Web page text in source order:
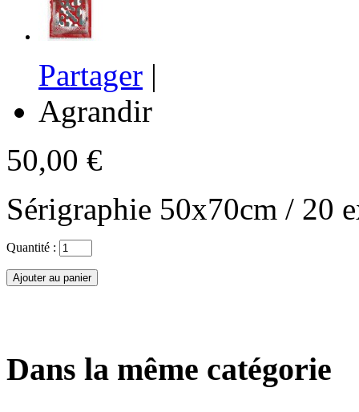
Partager |
Agrandir
50,00 €
Sérigraphie 50x70cm / 20
Quantité :
Dans la même catégorie